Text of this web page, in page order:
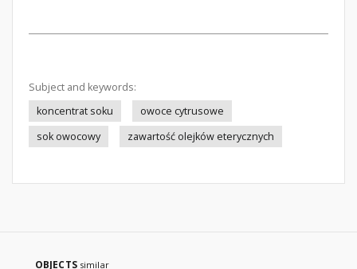
Subject and keywords:
koncentrat soku
owoce cytrusowe
sok owocowy
zawartość olejków eterycznych
OBJECTS similar